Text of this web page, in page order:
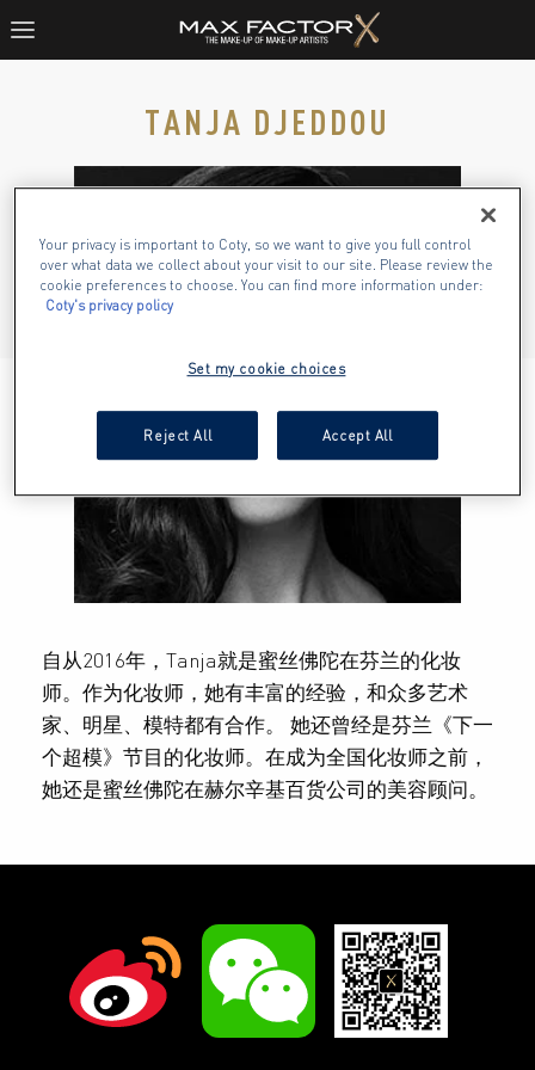
TANJA DJEDDOU
自从2016年，Tanja就是蜜丝佛陀在芬兰的化妆
师。作为化妆师，她有丰富的经验，和众多艺术
家、明星、模特都有合作。 她还曾经是芬兰《下一
个超模》节目的化妆师。在成为全国化妆师之前，
她还是蜜丝佛陀在赫尔辛基百货公司的美容顾问。
Your privacy is important to Coty, so we want to give you full control
over what data we collect about your visit to our site. Please review the
cookie preferences to choose. You can find more information under:
Coty's privacy policy
Set my cookie choices
Reject All Accept All